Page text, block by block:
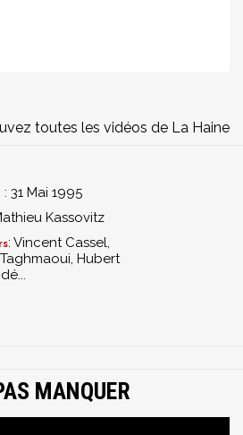
toutes les vidéos de La Haine
: 31 Mai 1995
Kassovitz
: Vincent Cassel,
Hubert
MANQUER